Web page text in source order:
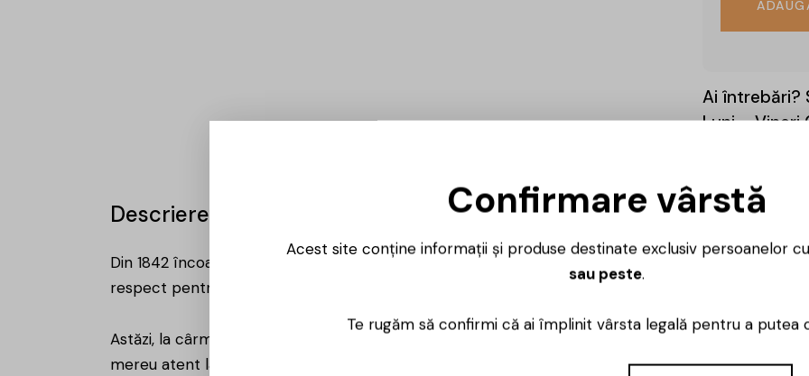
Ai întrebări?
Luni – Vineri
Descriere
Din 1842 încoace, Niepoort a rămas o poveste de familie, dusă mai departe de șase generații.
respect pentru ceea ce s-a construit în timp, dar și curajul de a experimenta atunci când ideile
Astăzi, la cârmă se află Dirk Niepoort, care a preluat ștafeta cu o misiune clară: să aducă noutate
mereu atent la detalii, el caută constant perspective proaspete și acționează rapid când vede o
Confirmare vârstă
Acest site conține informații și produse destinate exclusiv persoanelor
sau peste.
Te rugăm să confirmi că ai împlinit vârsta legală pentru a putea